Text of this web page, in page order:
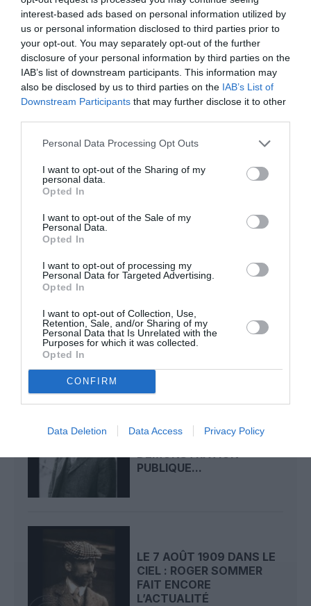
interest-based ads based on personal information utilized by
us or personal information disclosed to third parties prior to
your opt-out. You may separately opt-out of the further
disclosure of your personal information by third parties on the
IAB’s list of downstream participants. This information may
also be disclosed by us to third parties on the IAB’s List of
Downstream Participants that may further disclose it to other
Personal Data Processing Opt Outs
I want to opt-out of the Sharing of my
personal data.
Opted In
I want to opt-out of the Sale of my
Personal Data.
Opted In
I want to opt-out of processing my
Personal Data for Targeted Advertising.
Opted In
I want to opt-out of Collection, Use,
Retention, Sale, and/or Sharing of my
Personal Data that Is Unrelated with the
Purposes for which it was collected.
Opted In
CONFIRM
Data Deletion Data Access Privacy Policy
atplhkta commenté l'article :
Contrôles aux frontières entre l’Espagne et l’Italie : des
arrivées plus longues, des correspondances à risque
Manfou
a commenté l'article :
histoire de l'aviation
CIEL : DÉPART DE
BEAUMONT POUR LA...
LE 8 AOÛT 1908 DANS LE
CIEL : UNE
PUBLIQUE...
LE 7 AOÛT 1909 DANS LE
CIEL : ROGER SOMMER
FAIT ENCORE
L’ACTUALITÉ